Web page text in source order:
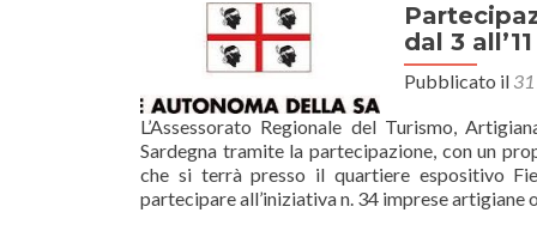
dal 3
Pubblicato il
L’Assessorato Regionale del Turismo,
Sardegna tramite la partecipazione, con un
che si terrà presso il quartiere espositivo
partecipare all’iniziativa n. 34 imprese artigiane